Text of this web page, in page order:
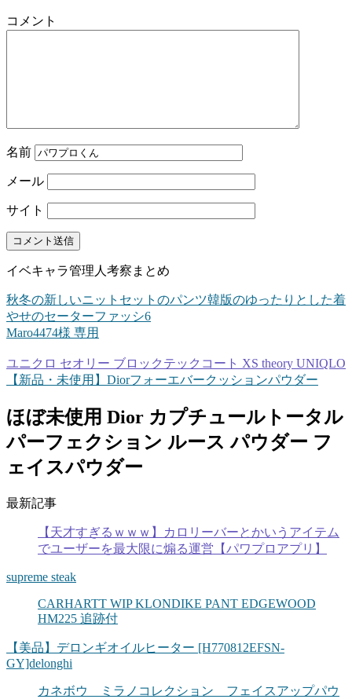
コメント
名前
メール
サイト
イベキャラ管理人考察まとめ
秋冬の新しいニットセットのパンツ韓版のゆったりとした着
やせのセーターファッシ6
Maro4474様 専用
ユニクロ セオリー ブロックテックコート XS theory UNIQLO
【新品・未使用】Diorフォーエバークッションパウダー
ほぼ未使用 Dior カプチュールトータル
パーフェクション ルース パウダー フ
ェイスパウダー
最新記事
【天才すぎるｗｗｗ】カロリーバーとかいうアイテム
でユーザーを最大限に煽る運営【パワプロアプリ】
supreme steak
CARHARTT WIP KLONDIKE PANT EDGEWOOD
HM225 追跡付
【美品】デロンギオイルヒーター [H770812EFSN-
GY]delonghi
カネボウ ミラノコレクション フェイスアップパウ